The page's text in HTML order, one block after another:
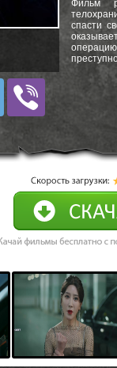
Фильм
спасти